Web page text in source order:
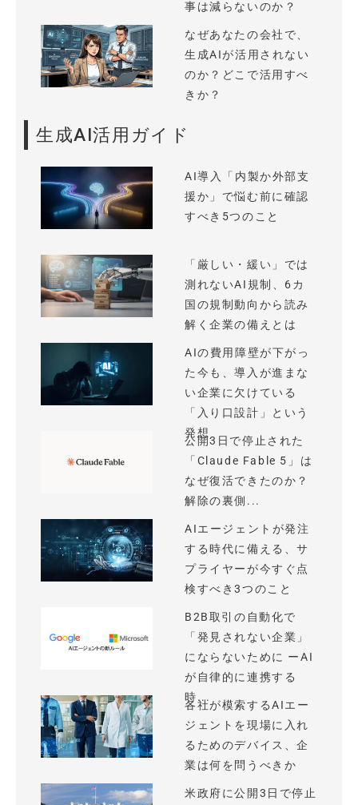
事は減らないのか？
なぜあなたの会社で、
生成AIが活用されない
のか？どこで活用すべ
きか？
生成AI活用ガイド
AI導入「内製か外部支
援か」で悩む前に確認
すべき5つのこと
「厳しい・緩い」では
測れないAI規制、6カ
国の規制動向から読み
解く企業の備えとは
AIの費用障壁が下がっ
た今も、導入が進まな
い企業に欠けている
「入り口設計」という
発想
公開3日で停止された
「Claude Fable 5」は
なぜ復活できたのか？
解除の裏側...
AIエージェントが発注
する時代に備える、サ
プライヤーが今すぐ点
検すべき3つのこと
B2B取引の自動化で
「発見されない企業」
にならないために ーAI
が自律的に連携する
時...
各社が模索するAIエー
ジェントを現場に入れ
るためのデバイス、企
業は何を問うべきか
米政府に公開3日で停止